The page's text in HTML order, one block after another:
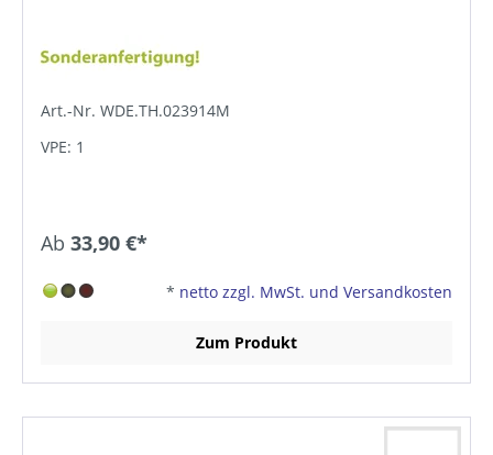
Art.-Nr. WDE.TH.023914M
VPE: 1
Ab 33,90 €*
* netto zzgl. MwSt. und Versandkosten
Zum Produkt